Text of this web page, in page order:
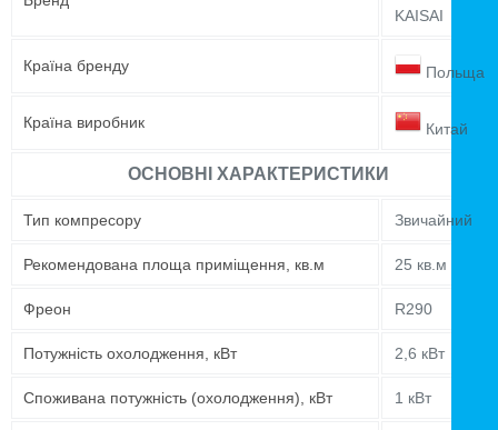
KAISAI
Країна бренду Польща
Країна виробник Китай
ОСНОВНІ ХАРАКТЕРИСТИКИ
Тип компресору Звичайний
Рекомендована площа приміщення, кв.м 25 кв.м
Фреон R290
Потужність охолодження, кВт 2,6 кВт
Споживана потужність (охолодження), кВт 1 кВт